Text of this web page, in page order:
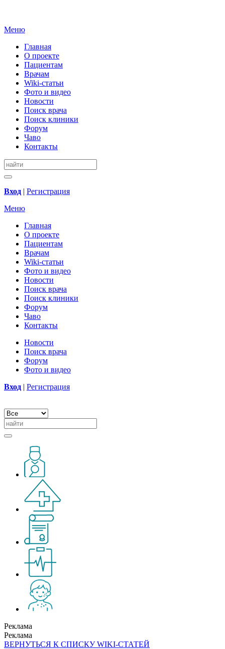
Меню
Главная
О проекте
Пациентам
Врачам
Wiki-статьи
Фото и видео
Новости
Поиск врача
Поиск клиники
Форум
Чаво
Контакты
Вход | Регистрация
Меню
Главная
О проекте
Пациентам
Врачам
Wiki-статьи
Фото и видео
Новости
Поиск врача
Поиск клиники
Форум
Чаво
Контакты
Новости
Поиск врача
Форум
Фото и видео
Вход | Регистрация
Реклама
Реклама
ВЕРНУТЬСЯ К СПИСКУ WIKI-СТАТЕЙ